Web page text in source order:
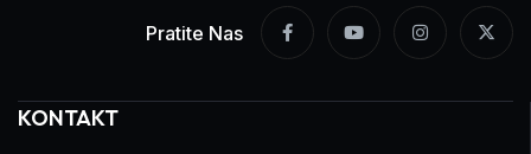
Pratite Nas
KONTAKT